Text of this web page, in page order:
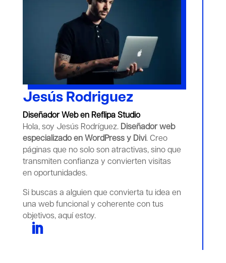
Jesús Rodriguez
Diseñador Web en Reflipa Studio
Hola, soy Jesús Rodríguez. Diseñador web
especializado en WordPress y Divi. Creo
páginas que no solo son atractivas, sino que
transmiten confianza y convierten visitas
en oportunidades.
Si buscas a alguien que convierta tu idea en
una web funcional y coherente con tus
objetivos, aquí estoy.